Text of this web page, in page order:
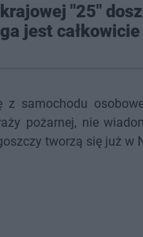
"25"
jest
samochodu
pożarnej, nie
tworzą się już w